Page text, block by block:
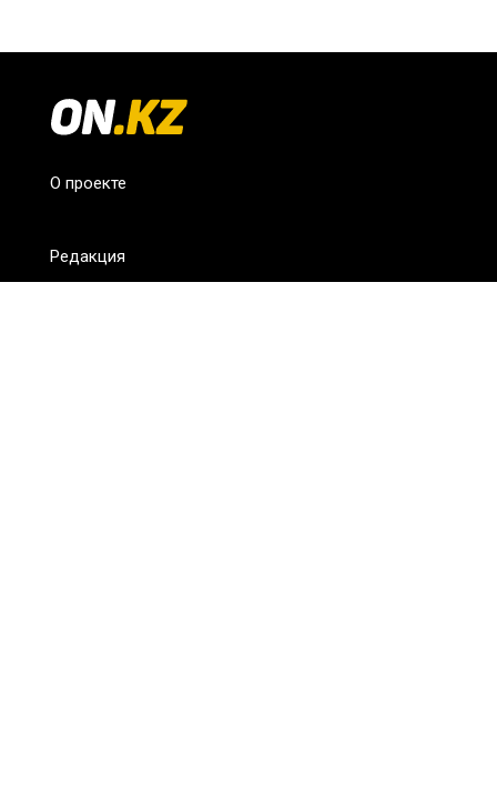
О проекте
Редакция